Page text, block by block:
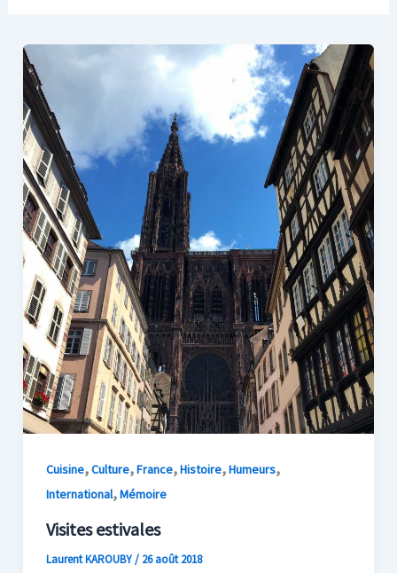
Cuisine,Culture,France,Histoire,Humeurs,
International,Mémoire
Visites estivales
Laurent KAROUBY/ 26 août 2018